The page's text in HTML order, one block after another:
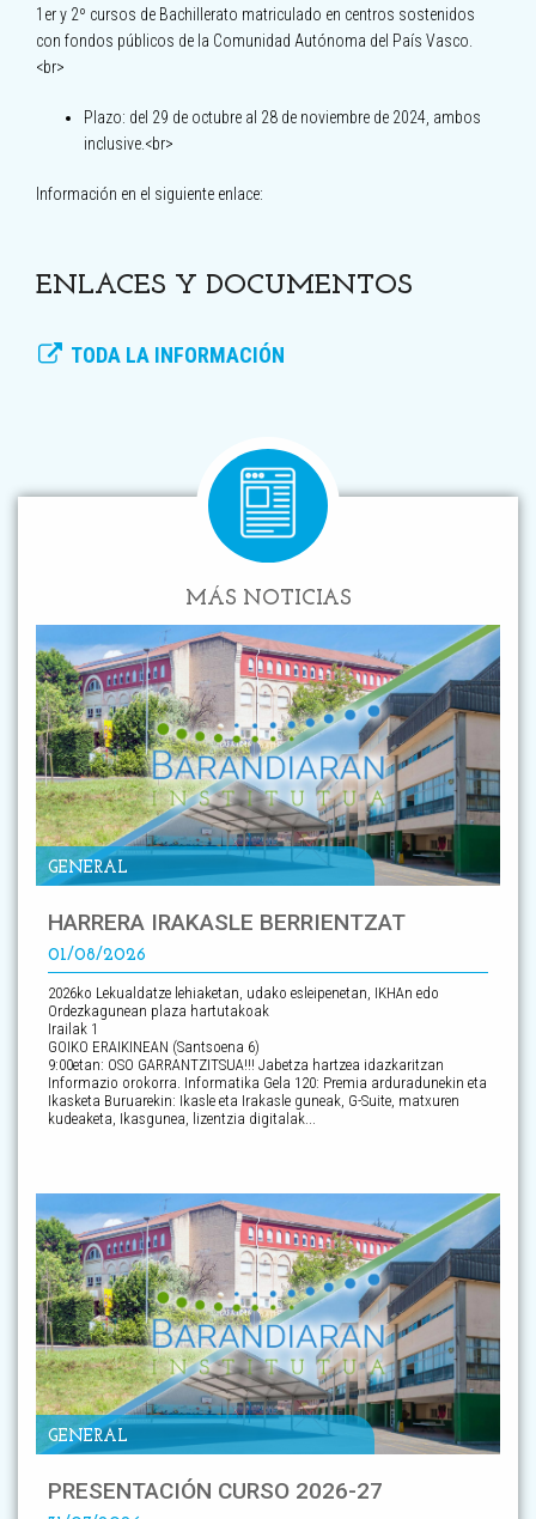
1er y 2º cursos de Bachillerato matriculado en centros sostenidos
con fondos públicos de la Comunidad Autónoma del País Vasco.
<br>
Plazo: del 29 de octubre al 28 de noviembre de 2024, ambos
inclusive.<br>
Información en el siguiente enlace:
ENLACES Y DOCUMENTOS
TODA LA INFORMACIÓN
MÁS NOTICIAS
GENERAL
HARRERA IRAKASLE BERRIENTZAT
01/08/2026
2026ko Lekualdatze lehiaketan, udako esleipenetan, IKHAn edo
Ordezkagunean plaza hartutakoak
Irailak 1
GOIKO ERAIKINEAN (Santsoena 6)
9:00etan: OSO GARRANTZITSUA!!! Jabetza hartzea idazkaritzan
Informazio orokorra. Informatika Gela 120: Premia arduradunekin eta
Ikasketa Buruarekin: Ikasle eta Irakasle guneak, G-Suite, matxuren
kudeaketa, Ikasgunea, lizentzia digitalak...
GENERAL
PRESENTACIÓN CURSO 2026-27